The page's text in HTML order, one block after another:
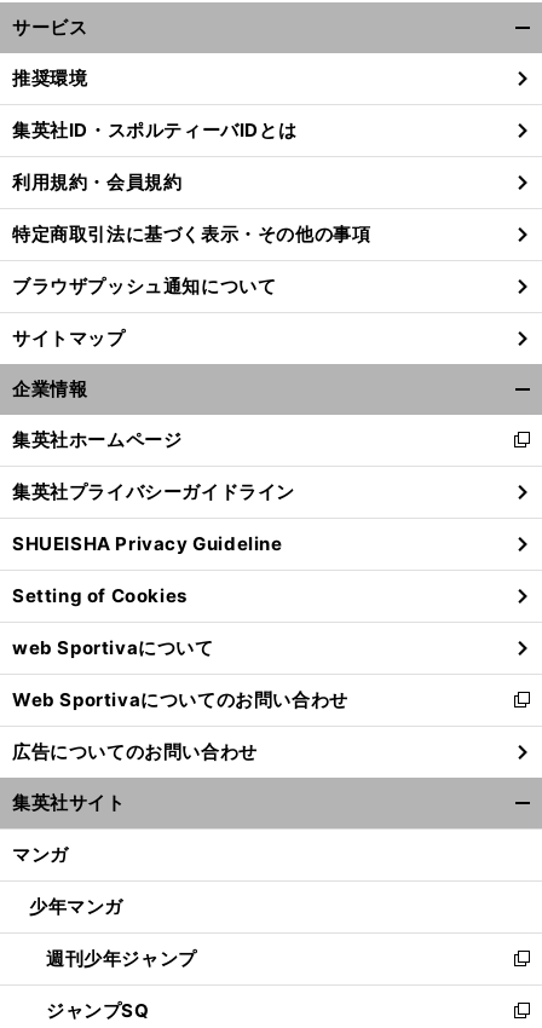
サービス
閉
る
推奨環境
集英社ID・スポルティーバIDとは
利用規約・会員規約
特定商取引法に基づく表示・その他の事項
ブラウザプッシュ通知について
サイトマップ
企業情報
閉
る
集英社ホームページ
新
し
い
ウ
ィ
ン
ド
ウ
で
開
く
集英社プライバシーガイドライン
SHUEISHA Privacy Guideline
Setting of Cookies
web Sportivaについて
Web Sportivaについてのお問い合わせ
新
し
い
ウ
ィ
ン
ウ
開
く
広告についてのお問い合わせ
集英社サイト
マンガ
少年マンガ
週刊少年ジャンプ
新
し
い
ジャンプSQ
新